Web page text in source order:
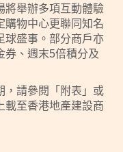
將舉辦多項互動體驗
購物中心更聯同知名
球盛事。部分商戶亦
券、週末5倍積分及
，請參閱「附表」或
載至香港地產建設商